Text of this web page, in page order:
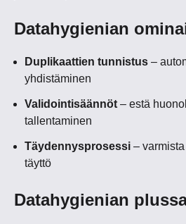
Datahygienian
Duplikaattien tunnistus –
yhdistäminen
Validointisäännöt – estä
tallentaminen
Täydennysprosessi –
täyttö
Datahygienian